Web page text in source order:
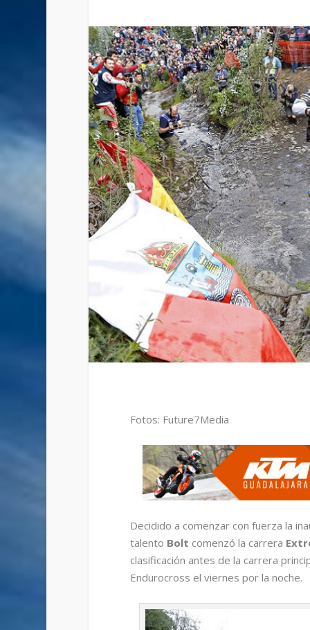
Fotos: Future7Media
Decidido a comenzar con fuerza la
talento Bolt comenzó la carrera
clasificación antes de la carrera
Endurocross el viernes por la noche.